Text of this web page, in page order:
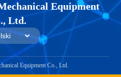
Equipment
Ltd.
Equipment Co., Ltd.